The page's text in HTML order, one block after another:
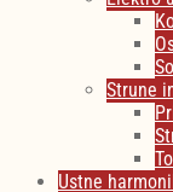
Strune
Ustne